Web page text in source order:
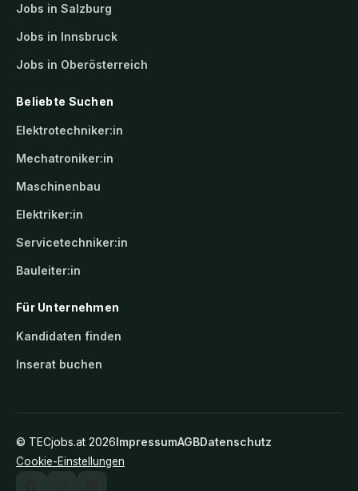
Jobs in Salzburg
Jobs in Innsbruck
Jobs in Oberösterreich
Beliebte Suchen
Elektrotechniker:in
Mechatroniker:in
Maschinenbau
Elektriker:in
Servicetechniker:in
Bauleiter:in
Für Unternehmen
Kandidaten finden
Inserat buchen
© TECjobs.at 2026ImpressumAGBDatenschutz
Cookie-Einstellungen